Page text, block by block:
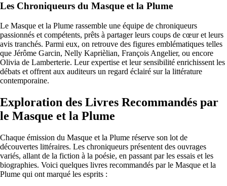
Les Chroniqueurs du Masque et la Plume
Le Masque et la Plume rassemble une équipe de chroniqueurs
passionnés et compétents, prêts à partager leurs coups de cœur et leurs
avis tranchés. Parmi eux, on retrouve des figures emblématiques telles
que Jérôme Garcin, Nelly Kaprièlian, François Angelier, ou encore
Olivia de Lamberterie. Leur expertise et leur sensibilité enrichissent les
débats et offrent aux auditeurs un regard éclairé sur la littérature
contemporaine.
Exploration des Livres Recommandés par
le Masque et la Plume
Chaque émission du Masque et la Plume réserve son lot de
découvertes littéraires. Les chroniqueurs présentent des ouvrages
variés, allant de la fiction à la poésie, en passant par les essais et les
biographies. Voici quelques livres recommandés par le Masque et la
Plume qui ont marqué les esprits :